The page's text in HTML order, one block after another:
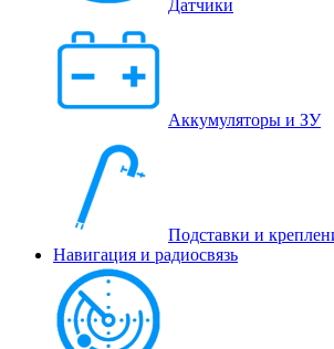
Датчики
Аккумуляторы и ЗУ
Подставки и
Навигация и радиосвязь